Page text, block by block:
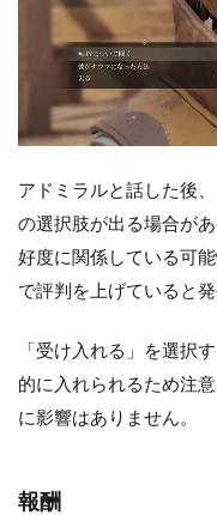
アドミラルと話した後
の選択肢が出る場合が
好度に関係している可能
で評判を上げていると発
「受け入れる」を選択
的に入れられるため注
に影響はありません。
報酬